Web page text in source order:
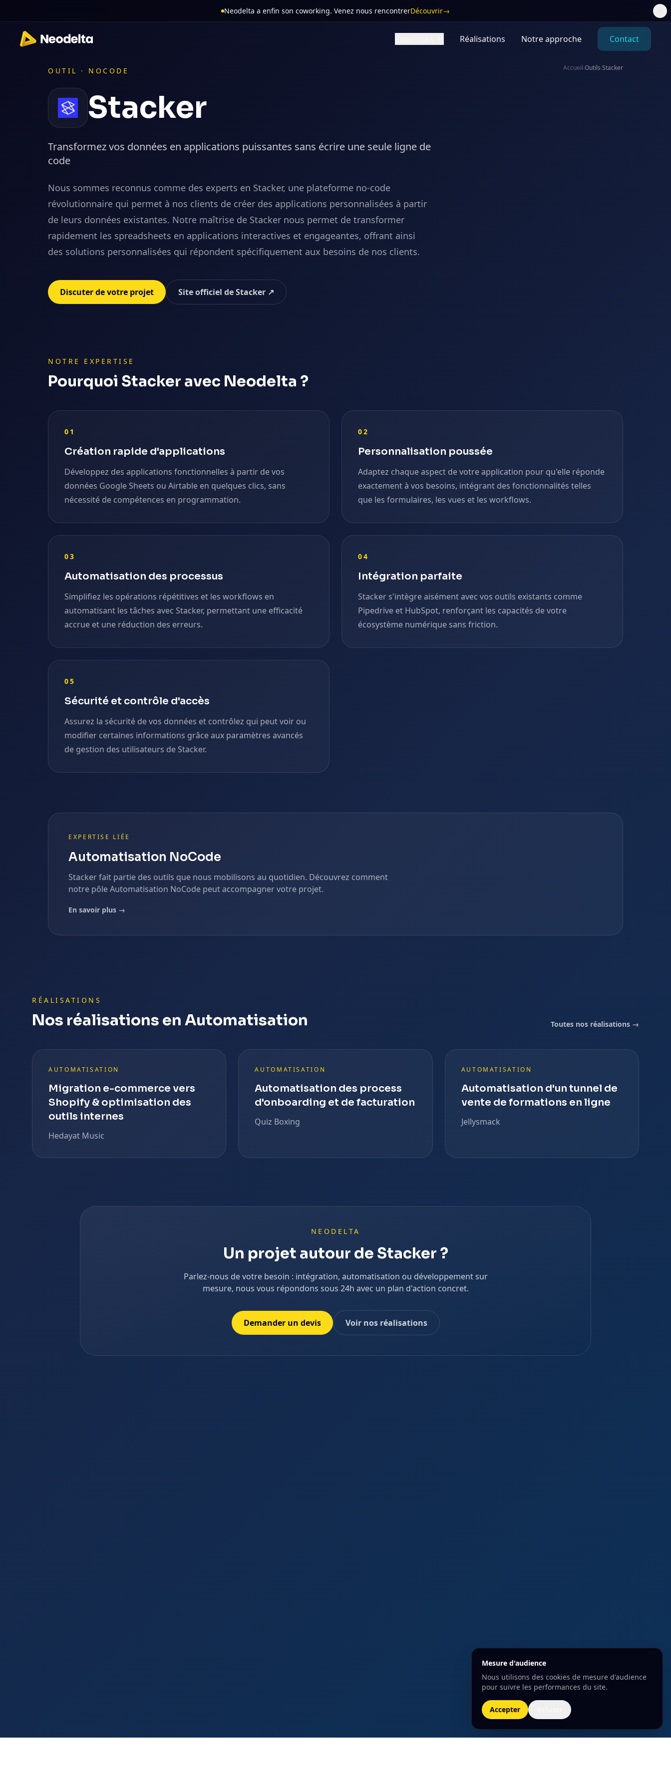
Neodelta a enfin son coworking. Venez nous rencontrerDécouvrir→
Réalisations Notre approche Contact
Accueil›Outils›Stacker
OUTIL · NOCODE
Stacker
Transformez vos données en applications puissantes sans écrire une seule ligne de
code
Nous sommes reconnus comme des experts en Stacker, une plateforme no-code
révolutionnaire qui permet à nos clients de créer des applications personnalisées à partir
de leurs données existantes. Notre maîtrise de Stacker nous permet de transformer
rapidement les spreadsheets en applications interactives et engageantes, offrant ainsi
des solutions personnalisées qui répondent spécifiquement aux besoins de nos clients.
Discuter de votre projet Site officiel deStacker ↗
NOTRE EXPERTISE
Pourquoi Stacker avec Neodelta ?
01
Création rapide d'applications
Développez des applications fonctionnelles à partir de vos
données Google Sheets ou Airtable en quelques clics, sans
nécessité de compétences en programmation.
02
Personnalisation poussée
Adaptez chaque aspect de votre application pour qu'elle réponde
exactement à vos besoins, intégrant des fonctionnalités telles
que les formulaires, les vues et les workflows.
03
Automatisation des processus
Simplifiez les opérations répétitives et les workflows en
automatisant les tâches avec Stacker, permettant une efficacité
accrue et une réduction des erreurs.
04
Intégration parfaite
Stacker s'intègre aisément avec vos outils existants comme
Pipedrive et HubSpot, renforçant les capacités de votre
écosystème numérique sans friction.
05
Sécurité et contrôle d'accès
Assurez la sécurité de vos données et contrôlez qui peut voir ou
modifier certaines informations grâce aux paramètres avancés
de gestion des utilisateurs de Stacker.
EXPERTISE LIÉE
Automatisation NoCode
Stackerfait partie des outils que nous mobilisons au quotidien. Découvrez comment
notre pôleAutomatisation NoCode peut accompagner votre projet.
En savoir plus →
RÉALISATIONS
Nos réalisations en Automatisation Toutes nos réalisations →
AUTOMATISATION
Migration e-commerce vers
Shopify & optimisation des
outils internes
Hedayat Music
AUTOMATISATION
Automatisation des process
d'onboarding et de facturation
Quiz Boxing
AUTOMATISATION
Automatisation d'un tunnel de
vente de formations en ligne
Jellysmack
NEODELTA
Un projet autour de Stacker ?
Parlez-nous de votre besoin : intégration, automatisation ou développement sur
mesure, nous vous répondons sous 24h avec un plan d'action concret.
Demander un devis Voir nos réalisations
Mesure d'audience
Nous utilisons des cookies de mesure d'audience
pour suivre les performances du site.
Accepter